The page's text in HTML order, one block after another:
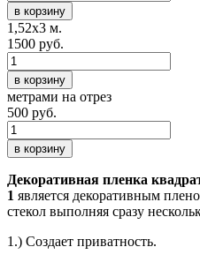
в корзину
1,52х3 м.
1500 руб.
в корзину
метрами на отрез
500 руб.
в корзину
Декоративная пленка
1 является декоративным
стекол выполняя сразу
1.) Создает приватность.